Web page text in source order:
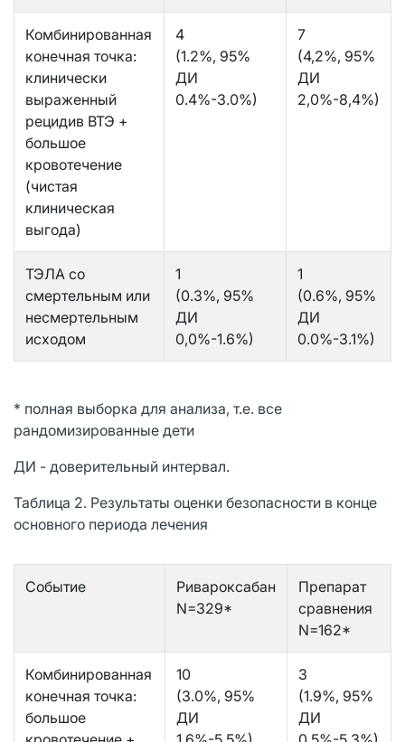
Комбинированная
конечная точка:
клинически
выраженный
рецидив ВТЭ +
большое
кровотечение
(чистая
клиническая
выгода)
4
(1.2%, 95%
ДИ
0.4%-3.0%)
7
(4,2%, 95%
ДИ
2,0%-8,4%)
ТЭЛА со
смертельным или
несмертельным
исходом
1
(0.3%, 95%
ДИ
0,0%-1.6%)
1
(0.6%, 95%
ДИ
0.0%-3.1%)
* полная выборка для анализа, т.е. все
рандомизированные дети
ДИ - доверительный интервал.
Таблица 2. Результаты оценки безопасности в конце
основного периода лечения
Событие
Ривароксабан
N=329*
Препарат
сравнения
N=162*
Комбинированная
конечная точка:
большое
10
(3.0%, 95%
ДИ
3
(1.9%, 95%
ДИ